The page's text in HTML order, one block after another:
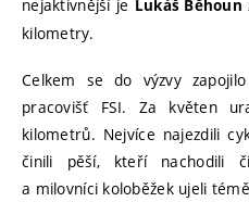
nejaktivnější je Lukáš Běhoun
kilometry.
Celkem se do výzvy
pracovišť FSI. Za květen
kilometrů. Nejvíce najezdili
činili pěší, kteří nachodili
a milovníci koloběžek ujeli